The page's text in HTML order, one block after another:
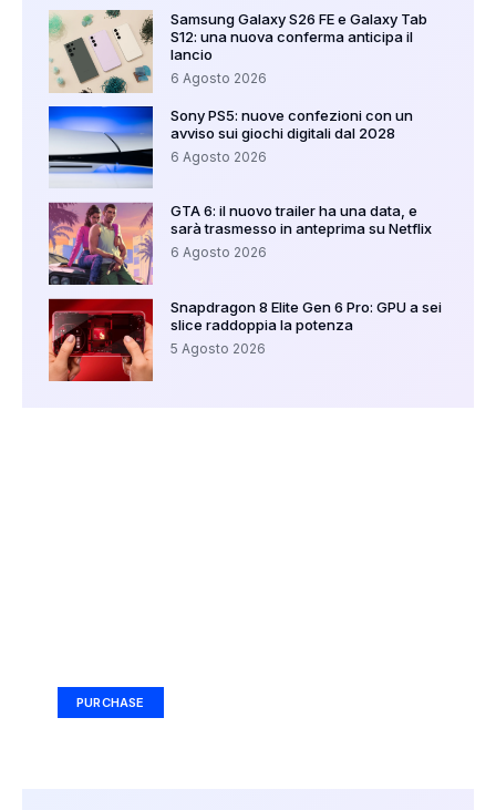
Samsung Galaxy S26 FE e Galaxy Tab
S12: una nuova conferma anticipa il
lancio
6 Agosto 2026
Sony PS5: nuove confezioni con un
avviso sui giochi digitali dal 2028
6 Agosto 2026
GTA 6: il nuovo trailer ha una data, e
sarà trasmesso in anteprima su Netflix
6 Agosto 2026
Snapdragon 8 Elite Gen 6 Pro: GPU a sei
slice raddoppia la potenza
5 Agosto 2026
PURCHASE